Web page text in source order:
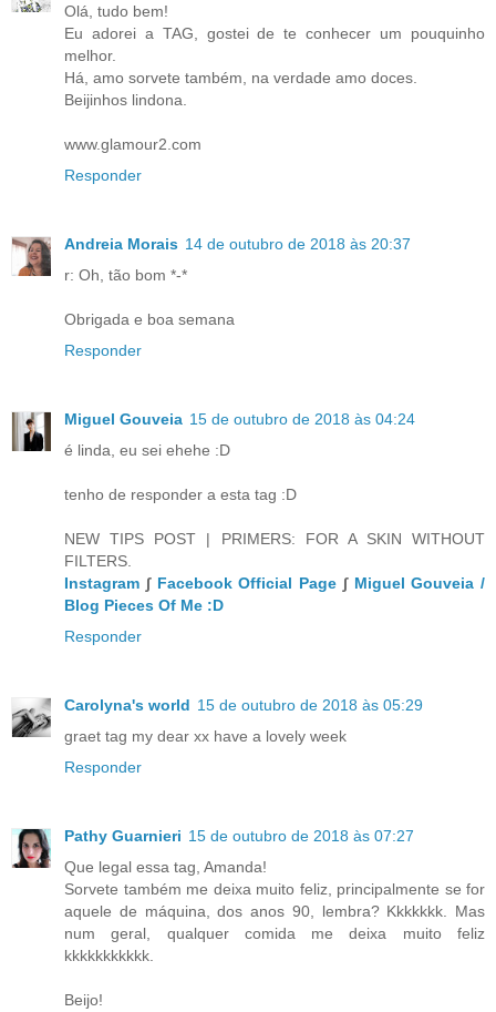
Olá, tudo bem!
Eu adorei a TAG, gostei de te conhecer um pouquinho
melhor.
Há, amo sorvete também, na verdade amo doces.
Beijinhos lindona.
www.glamour2.com
Responder
Andreia Morais 14 de outubro de 2018 às 20:37
r: Oh, tão bom *-*
Obrigada e boa semana
Responder
Miguel Gouveia 15 de outubro de 2018 às 04:24
é linda, eu sei ehehe :D
tenho de responder a esta tag :D
NEW TIPS POST | PRIMERS: FOR A SKIN WITHOUT
FILTERS.
Instagram ∫ Facebook Official Page ∫ Miguel Gouveia /
Blog Pieces Of Me :D
Responder
Carolyna's world 15 de outubro de 2018 às 05:29
graet tag my dear xx have a lovely week
Responder
Pathy Guarnieri 15 de outubro de 2018 às 07:27
Que legal essa tag, Amanda!
Sorvete também me deixa muito feliz, principalmente se for
aquele de máquina, dos anos 90, lembra? Kkkkkkk. Mas
num geral, qualquer comida me deixa muito feliz
kkkkkkkkkkk.
Beijo!